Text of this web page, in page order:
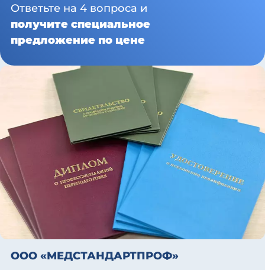
Ответьте на 4 вопроса и
получите специальное
предложение по цене
ООО «МЕДСТАНДАРТПРОФ»